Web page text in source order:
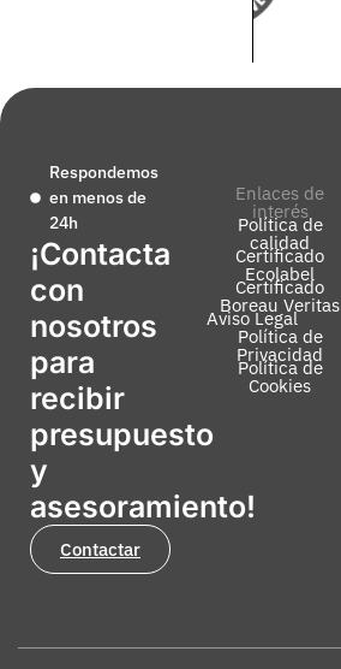
Respondemos
en menos de
24h
¡Contacta
con
nosotros
para
recibir
presupuesto
y
asesoramiento!
Contactar
Enlaces de
interés
Política de
calidad
Certificado
Ecolabel
Certificado
Boreau Veritas
Aviso Legal
Política de
Privacidad
Política de
Cookies